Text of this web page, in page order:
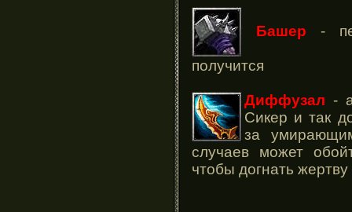
Башер -
получится
Диффузал -
Сикер и так
за
случаев может
чтобы догнать жертву